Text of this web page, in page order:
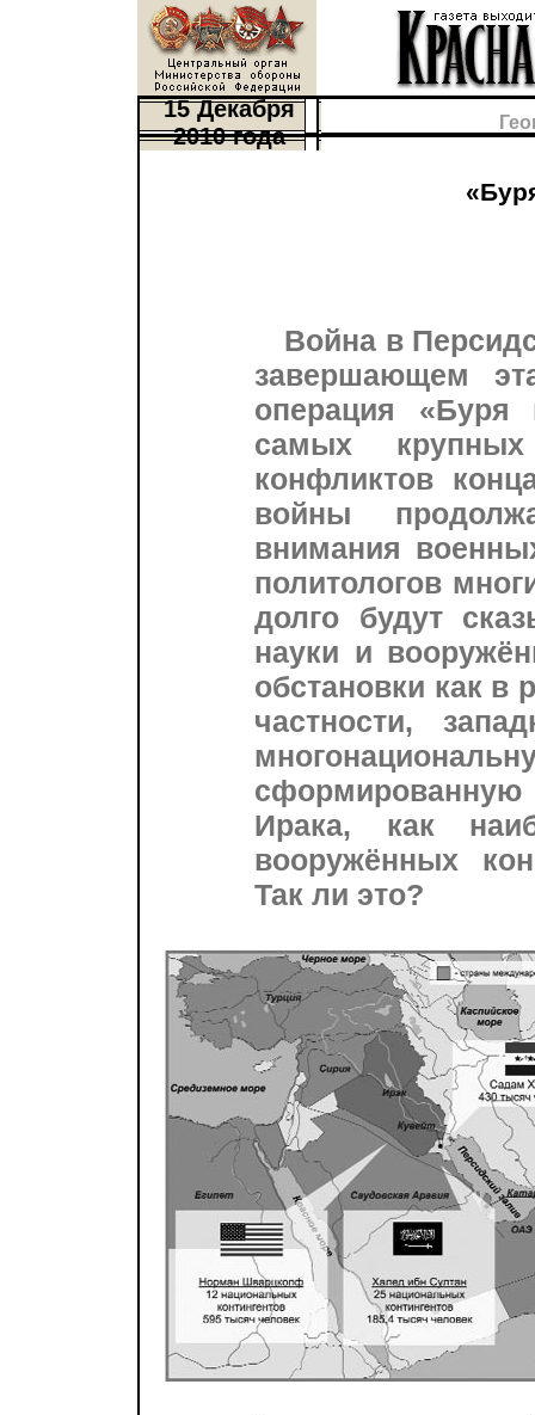
15 Декабря
2010 года
Война в
завершающем
операция
самых
конфликтов
войны
внимания
политологов
долго будут
науки и
обстановки как в
частности,
Ирака, как
вооружённых
Так ли это?